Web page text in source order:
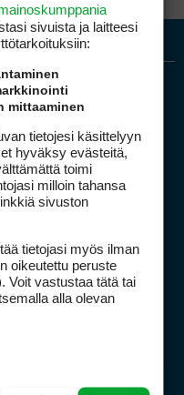
sivuista ja laitteesi
mittaaminen
tietojesi käsittelyyn
hyväksy evästeitä,
toimi
milloin tahansa
sivuston
tietojasi myös ilman
oikeutettu peruste
Voit vastustaa tätä tai
alla olevan